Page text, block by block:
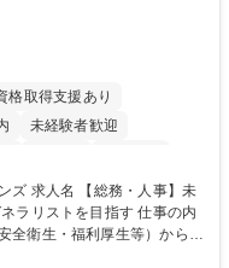
格取得支援あり
未経験者歓迎
土日祝休み 寮・社宅あり
】未
トを目指す 仕事の内
全衛生・福利厚生等）からお
へ守備範囲を広げ、組織運